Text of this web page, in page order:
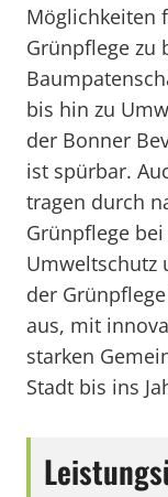
Möglichkeiten
Grünpflege zu
bis hin zu
der Bonner
ist spürbar.
tragen durch
Grünpflege
Umweltschutz
der
aus, mit
starken
Stadt bis ins